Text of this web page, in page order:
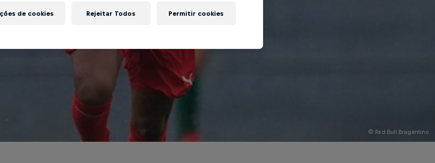
© Red Bull Bragantino
de cookies Rejeitar Todos Permitir cookies